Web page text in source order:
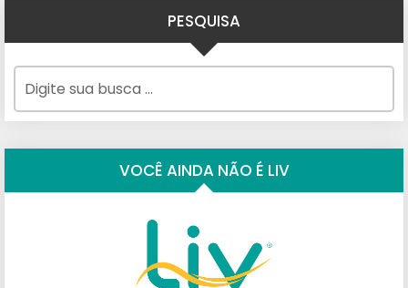
PESQUISA
VOCÊ AINDA NÃO É LIV